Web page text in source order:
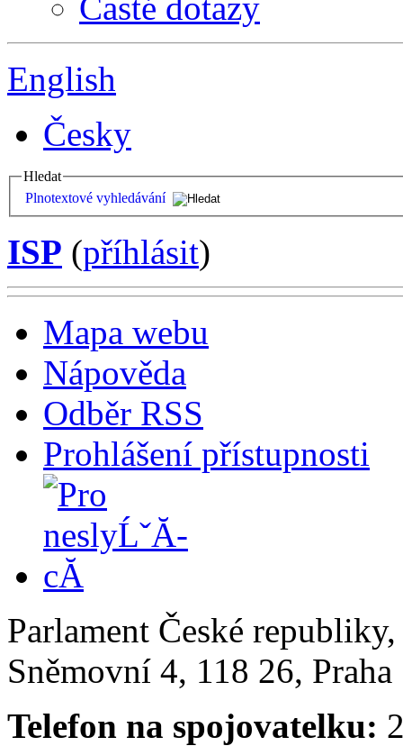
English
Česky
Hledat
Plnotextové vyhledávání
ISP (příhlásit)
Mapa webu
Nápověda
Odběr RSS
Prohlášení přístupnosti
Parlament České
Sněmovní 4, 118 26,
Telefon na spojovatelku: